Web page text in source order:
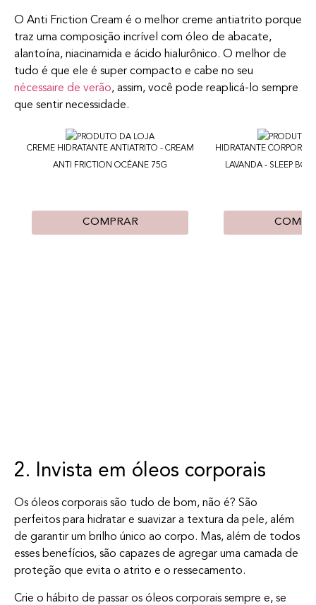
O Anti Friction Cream é o melhor creme antiatrito porque
traz uma composição incrível com óleo de abacate,
alantoína, niacinamida e ácido hialurônico. O melhor de
tudo é que ele é super compacto e cabe no seu
nécessaire de verão, assim, você pode reaplicá-lo sempre
que sentir necessidade.
CREME HIDRATANTE ANTIATRITO - CREAM
ANTI FRICTION OCÉANE 75G
COMPRAR
HIDRATANTE
LAVANDA - SLEEP
2. Invista em óleos corporais
Os óleos corporais são tudo de bom, não é? São
perfeitos para hidratar e suavizar a textura da pele, além
de garantir um brilho único ao corpo. Mas, além de todos
esses benefícios, são capazes de agregar uma camada de
proteção que evita o atrito e o ressecamento.
Crie o hábito de passar os óleos corporais sempre e, se